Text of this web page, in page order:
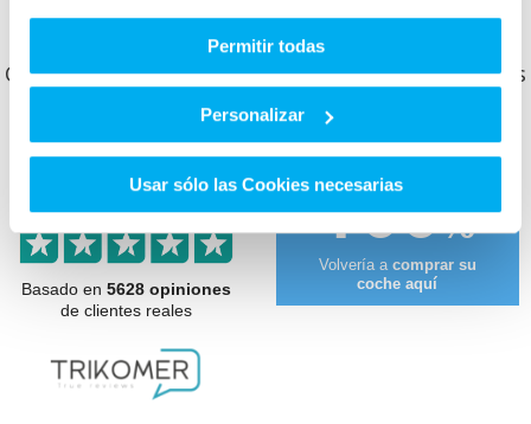
Permitir todas
Personalizar
Usar sólo las Cookies necesarias
cuentan cómo les fue.
Conoce lo que opinan y cómo nos valoran nuestros
clientes.
sobre10
Basado en 5628 opiniones
de clientes reales
100%
Volvería a comprar su
coche aquí